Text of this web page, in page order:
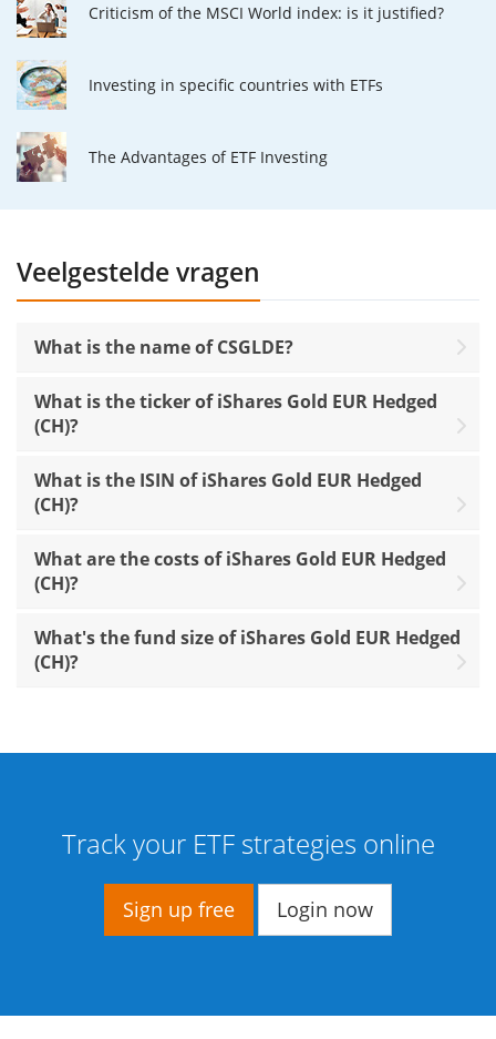
Criticism of the MSCI World index: is it justified?
Investing in specific countries with ETFs
The Advantages of ETF Investing
Veelgestelde vragen
What is the name of CSGLDE?
What is the ticker of iShares Gold EUR Hedged
(CH)?
What is the ISIN of iShares Gold EUR Hedged
(CH)?
What are the costs of iShares Gold EUR Hedged
(CH)?
What's the fund size of iShares Gold EUR Hedged
(CH)?
Track your ETF strategies online
Sign up free Login now